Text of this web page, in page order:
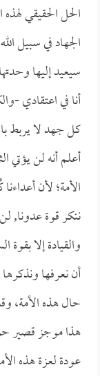
الحل الحقيقي
الجهاد في سبيل
سيعيد إليها
أنا في اعتقادي -
كل جهد لا يربط
أعلم أنه لن يؤتي
الأمة؛ لأن
ننكر قوة عدونا,
والقيادة إلا
أن نعرفها
حال هذه الأمة،
هذا موجز قصير
عودة لعزة هذه